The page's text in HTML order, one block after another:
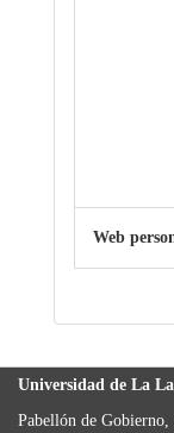
Web
Universidad de La
Pabellón de